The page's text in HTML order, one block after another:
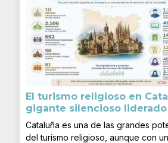
El turismo religioso en
gigante silencioso liderado
Cataluña es una de las grandes
del turismo religioso, aunque con